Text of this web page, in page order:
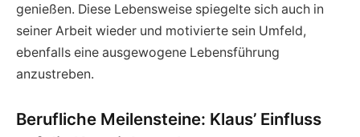
genießen. Diese Lebensweise spiegelte sich auch in
seiner Arbeit wieder und motivierte sein Umfeld,
ebenfalls eine ausgewogene Lebensführung
anzustreben.
Berufliche Meilensteine: Klaus’ Einfluss